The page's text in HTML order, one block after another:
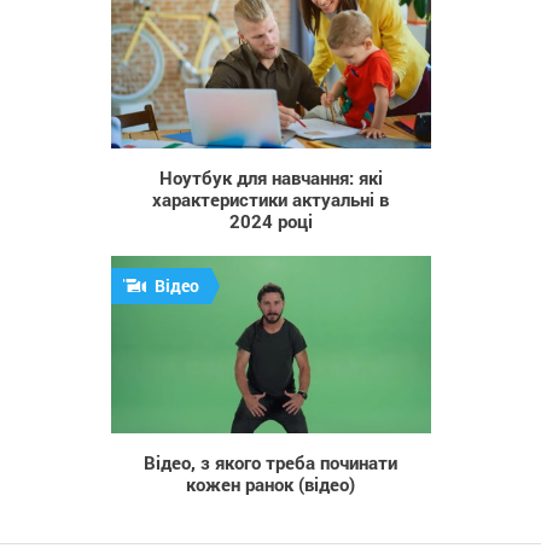
42
Ноутбук для навчання: які
характеристики актуальні в
2024 році
Відео
Відео, з якого треба починати
кожен ранок (відео)